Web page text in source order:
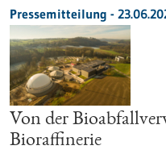
Pressemitteilung -
Von der
Bioraffinerie